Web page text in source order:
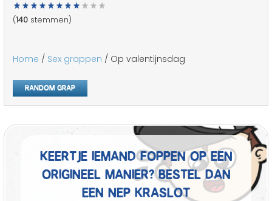
(140 stemmen)
Home / Sex grappen / Op valentijnsdag
Random grap
Keertje iemand foppen op een
origineel manier? Bestel dan
een nep kraslot